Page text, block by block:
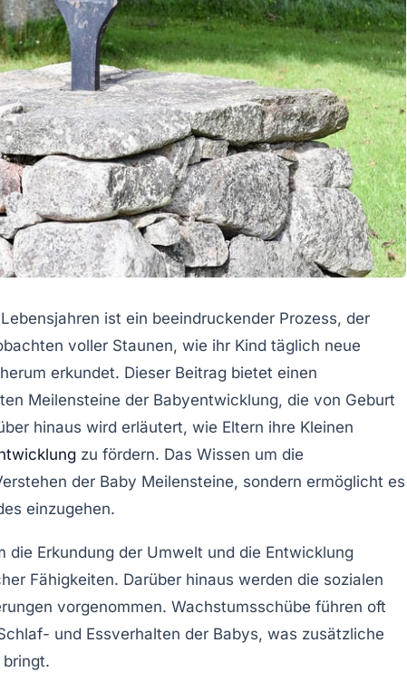
ist ein beeindruckender Prozess, der
voller Staunen, wie ihr Kind täglich neue
erkundet. Dieser Beitrag bietet einen
Meilensteine der Babyentwicklung, die von Geburt
hinaus wird erläutert, wie Eltern ihre Kleinen
zu fördern. Das Wissen um die
der Baby Meilensteine, sondern ermöglicht es
einzugehen.
Erkundung der Umwelt und die Entwicklung
Fähigkeiten. Darüber hinaus werden die sozialen
vorgenommen. Wachstumsschübe führen oft
und Essverhalten der Babys, was zusätzliche